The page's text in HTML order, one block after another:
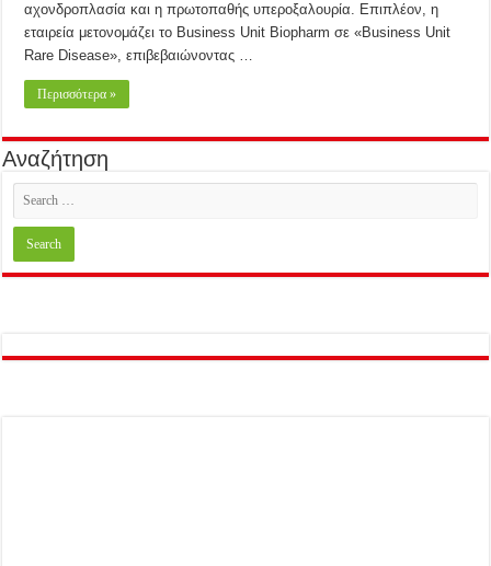
αχονδροπλασία και η πρωτοπαθής υπεροξαλουρία. Επιπλέον, η
εταιρεία μετονομάζει το Business Unit Biopharm σε «Business Unit
Rare Disease», επιβεβαιώνοντας …
Περισσότερα »
Αναζήτηση